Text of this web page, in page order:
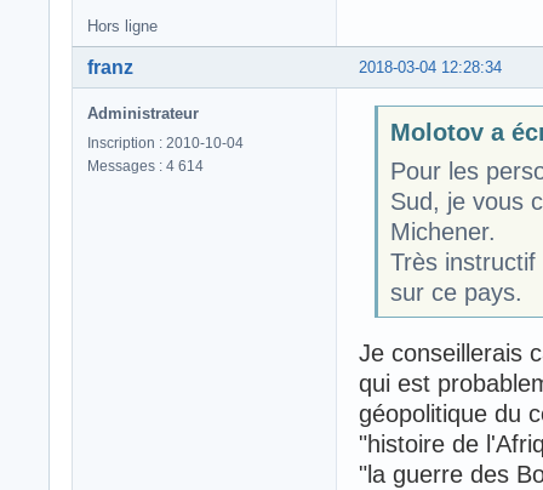
Hors ligne
2018-03-04 12:28:34
franz
Administrateur
Inscription : 2010-10-04
Messages : 4 614
Molotov a
Pour les
Sud, je vous
Michener.
Très
sur ce pays.
Je conseillerais
qui est
géopolitique du
"histoire de
"la guerre des